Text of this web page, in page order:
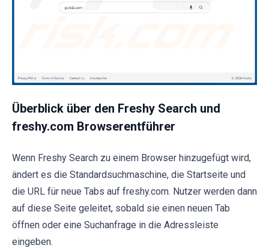
Überblick über den Freshy Search und
freshy.com Browserentführer
Wenn Freshy Search zu einem Browser hinzugefügt wird,
ändert es die Standardsuchmaschine, die Startseite und
die URL für neue Tabs auf freshy.com. Nutzer werden dann
auf diese Seite geleitet, sobald sie einen neuen Tab
öffnen oder eine Suchanfrage in die Adressleiste
eingeben.